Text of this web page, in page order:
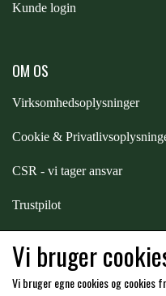
Kunde login
OM OS
Virksomhedsoplysninger
Cookie &
CSR - vi tager ansvar
Trustpilot
Vi bruger
Vi bruger egne cookies og